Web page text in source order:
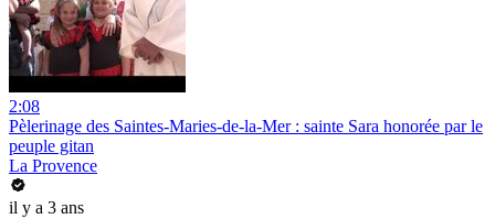
2:08
Pèlerinage des Saintes-Maries-de-la-Mer : sainte Sara honorée par le
peuple gitan
La Provence
il y a 3 ans